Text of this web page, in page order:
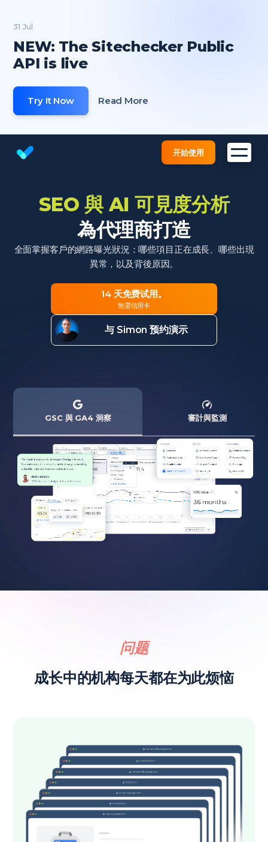
31 Jul
NEW: The Sitechecker Public
API is live
Try It Now Read More
Website SEO checker & Audit tool
开始使用
SEO 與 AI 可見度分析
為代理商打造
全面掌握客戶的網路曝光狀況：哪些項目正在成長、哪些出現
異常，以及背後原因。
14 天免费试用。
無需信用卡
与 Simon 预约演示
GSC 與 GA4 洞察 審計與監測
问题
成长中的机构每天都在为此烦恼